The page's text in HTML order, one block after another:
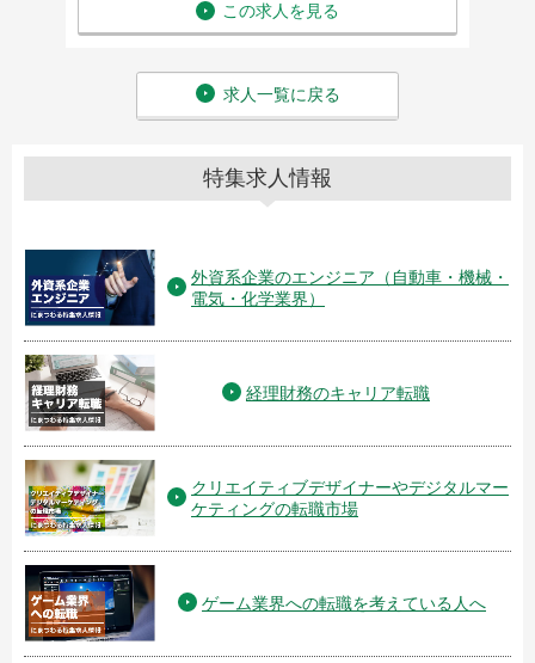
この求人を見る
求人一覧に戻る
特集求人情報
外資系企業のエンジニア（自動車・機械・
電気・化学業界）
経理財務のキャリア転職
クリエイティブデザイナーやデジタルマー
ケティングの転職市場
ゲーム業界への転職を考えている人へ